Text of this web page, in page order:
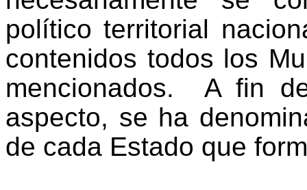
político territorial
contenidos todos los
mencionados.
A fin
aspecto, se ha
de cada Estado que